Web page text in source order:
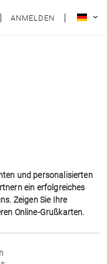
ANMELDEN
und personalisierten
ein erfolgreiches
Zeigen Sie Ihre
Online-Grußkarten.